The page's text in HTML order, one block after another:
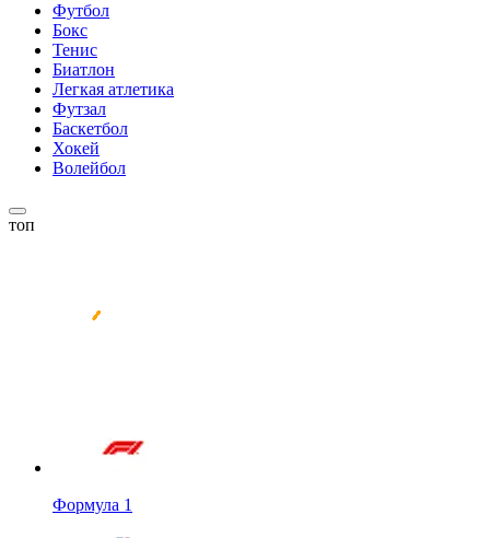
Футбол
Бокс
Тенис
Биатлон
Легкая атлетика
Футзал
Баскетбол
Хокей
Волейбол
топ
Формула 1